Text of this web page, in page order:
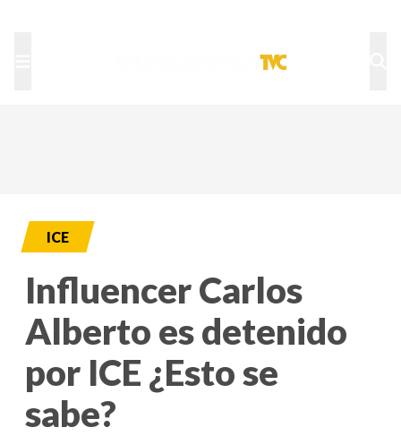
ICE
Influencer Carlos
Alberto es detenido
por ICE ¿Esto se
sabe?